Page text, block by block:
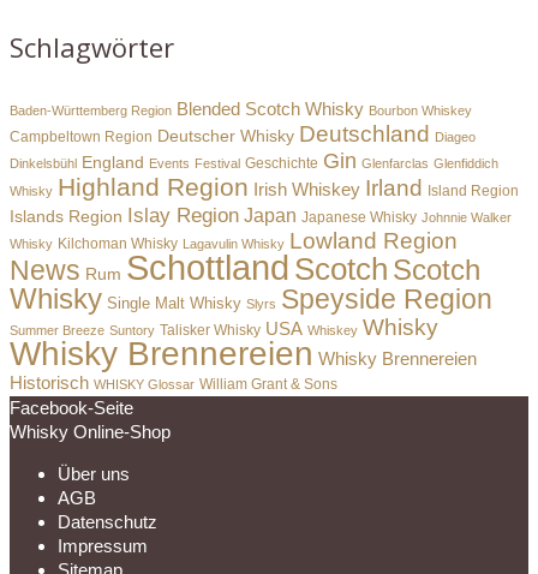
Schlagwörter
Baden-Württemberg Region Blended Scotch Whisky Bourbon Whiskey
Campbeltown Region Deutscher Whisky Deutschland Diageo
Dinkelsbühl England Events Festival Geschichte Gin Glenfarclas Glenfiddich
Whisky Highland Region Irish Whiskey Irland Island Region
Islands Region Islay Region Japan Japanese Whisky Johnnie Walker
Whisky Kilchoman Whisky Lagavulin Whisky Lowland Region
News Rum Schottland Scotch Scotch
Whisky Single Malt Whisky Slyrs Speyside Region
Summer Breeze Suntory Talisker Whisky USA Whiskey Whisky
Whisky Brennereien Whisky Brennereien
Historisch WHISKY Glossar William Grant & Sons
Facebook-Seite
Whisky Online-Shop
Über uns
AGB
Datenschutz
Impressum
Sitemap